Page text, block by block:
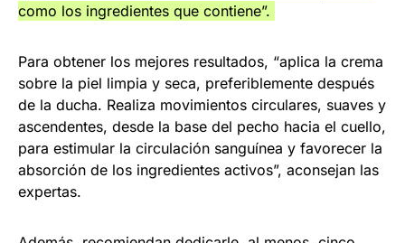
como los ingredientes que contiene”.
Para obtener los mejores resultados, “aplica la crema
sobre la piel limpia y seca, preferiblemente después
de la ducha. Realiza movimientos circulares, suaves y
ascendentes, desde la base del pecho hacia el cuello,
para estimular la circulación sanguínea y favorecer la
absorción de los ingredientes activos”, aconsejan las
expertas.